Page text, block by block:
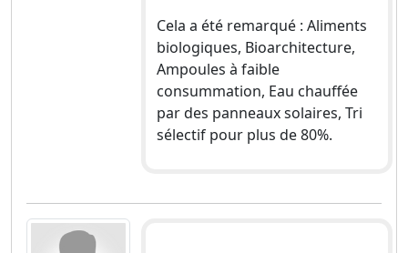
Cela a été remarqué : Aliments
biologiques, Bioarchitecture,
Ampoules à faible
consummation, Eau chauffée
par des panneaux solaires, Tri
sélectif pour plus de 80%.